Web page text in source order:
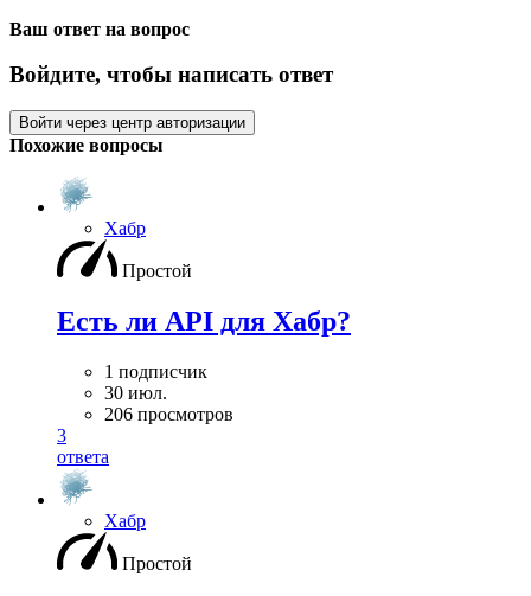
Ваш ответ на вопрос
Войдите, чтобы написать ответ
Войти через центр авторизации
Похожие вопросы
Хабр
Простой
Есть ли API для Хабр?
1 подписчик
30 июл.
206 просмотров
3
ответа
Хабр
Простой